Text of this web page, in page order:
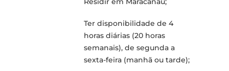
Ter disponibilidade de 4
horas diárias (20 horas
semanais), de segunda a
sexta-feira (manhã ou tarde);